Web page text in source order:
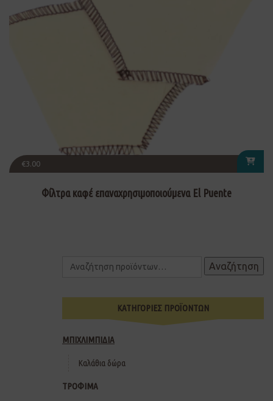
€3.00
Φίλτρα καφέ επαναχρησιμοποιούμενα El Puente
Αναζήτηση
ΚΑΤΗΓΟΡΙΕΣ ΠΡΟΪΟΝΤΩΝ
ΜΠΙΧΛΙΜΠΙΔΙΑ
Καλάθια δώρα
ΤΡΟΦΙΜΑ